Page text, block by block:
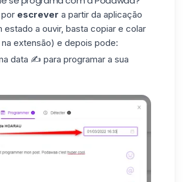
escrever a partir da aplicação
estado a ouvir, basta copiar e colar
extensão) e depois pode:
data ✍️ para programar a sua